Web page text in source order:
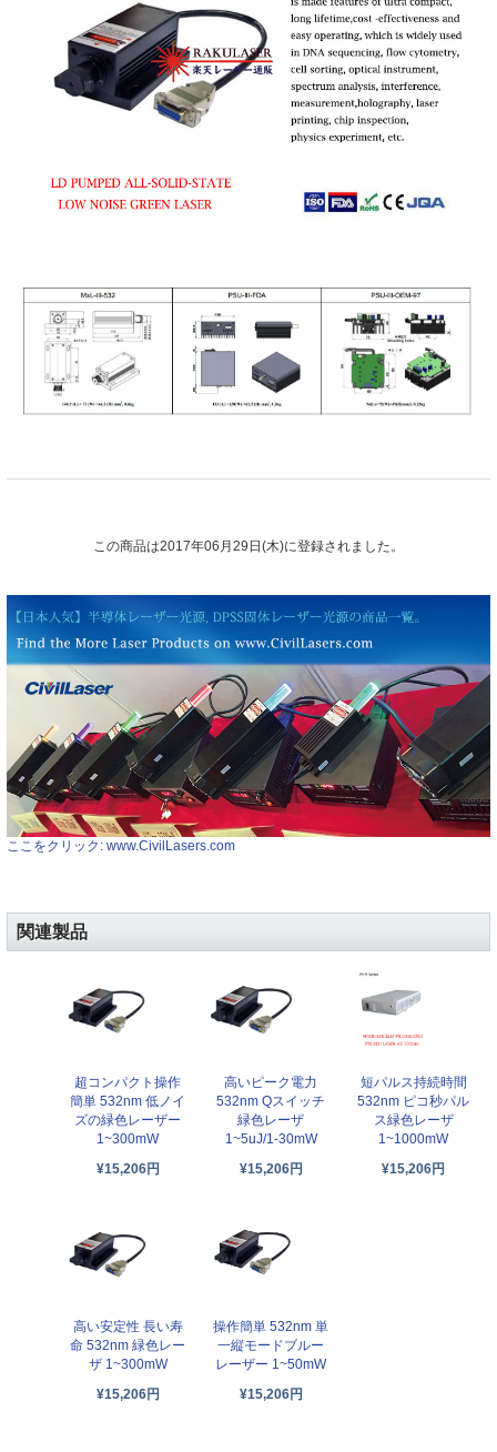
この商品は2017年06月29日(木)に登録されました。
ここをクリック: www.CivilLasers.com
関連製品
超コンパクト操作
簡単 532nm 低ノイ
ズの緑色レーザー
1~300mW
¥15,206円
高いピーク電力
532nm Qスイッチ
緑色レーザ
1~5uJ/1-30mW
¥15,206円
短パルス持続時間
532nm ピコ秒パル
ス緑色レーザ
1~1000mW
¥15,206円
高い安定性 長い寿
命 532nm 緑色レー
ザ 1~300mW
¥15,206円
操作簡単 532nm 単
一縦モードブルー
レーザー 1~50mW
¥15,206円